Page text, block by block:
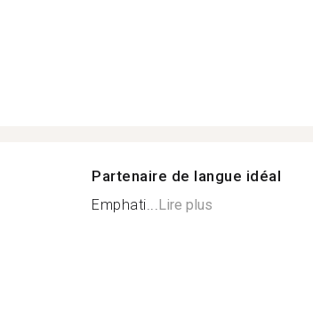
Partenaire de langue idéal
Emphati...Lire plus